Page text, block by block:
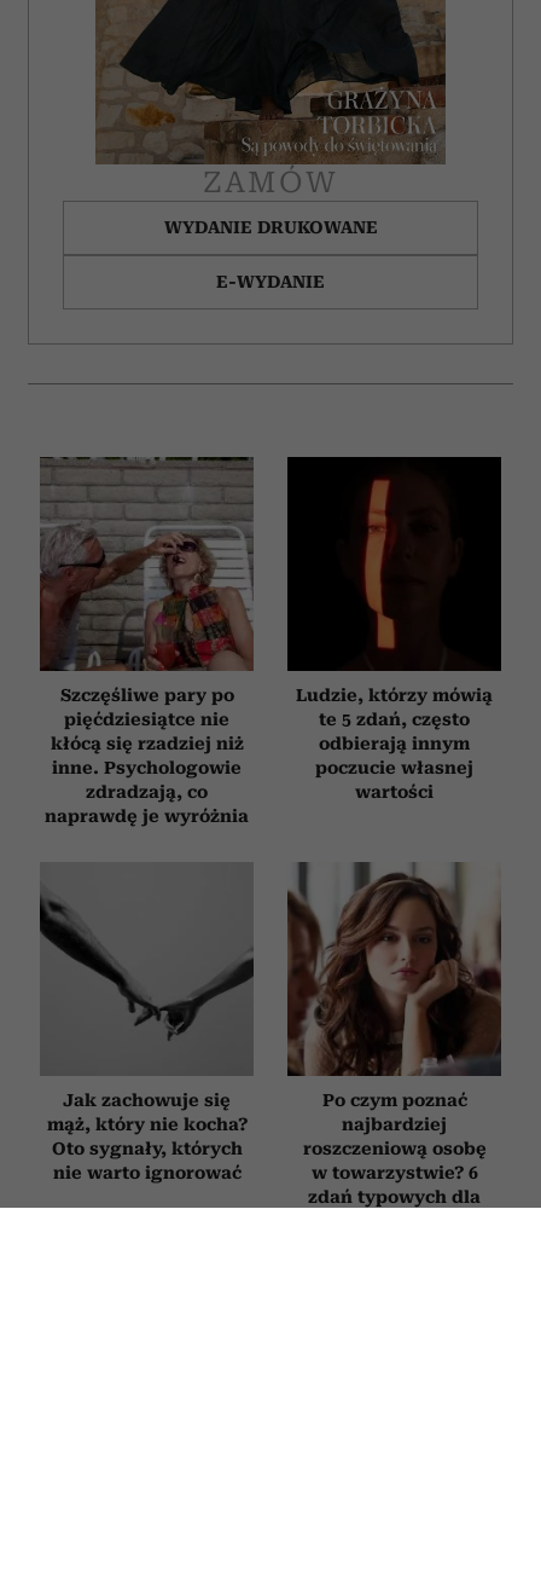
ZAMÓW
WYDANIE DRUKOWANE
E-WYDANIE
Szczęśliwe pary po
pięćdziesiątce nie
kłócą się rzadziej niż
inne. Psychologowie
zdradzają, co
naprawdę je wyróżnia
Ludzie, którzy mówią
te 5 zdań, często
odbierają innym
poczucie własnej
wartości
Jak zachowuje się
mąż, który nie kocha?
Oto sygnały, których
nie warto ignorować
Po czym poznać
najbardziej
roszczeniową osobę
w towarzystwie? 6
zdań typowych dla